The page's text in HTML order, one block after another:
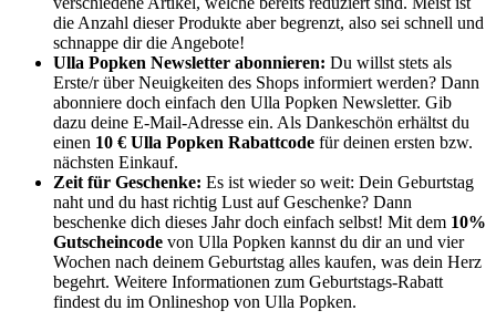
die Anzahl dieser Produkte aber begrenzt, also sei schnell und
schnappe dir die Angebote!
Ulla Popken Newsletter abonnieren: Du willst stets als
Erste/r über Neuigkeiten des Shops informiert werden? Dann
abonniere doch einfach den Ulla Popken Newsletter. Gib
dazu deine E-Mail-Adresse ein. Als Dankeschön erhältst du
einen 10 € Ulla Popken Rabattcode für deinen ersten bzw.
nächsten Einkauf.
Zeit für Geschenke: Es ist wieder so weit: Dein Geburtstag
naht und du hast richtig Lust auf Geschenke? Dann
beschenke dich dieses Jahr doch einfach selbst! Mit dem 10%
Gutscheincode von Ulla Popken kannst du dir an und vier
Wochen nach deinem Geburtstag alles kaufen, was dein Herz
begehrt. Weitere Informationen zum Geburtstags-Rabatt
findest du im Onlineshop von Ulla Popken.